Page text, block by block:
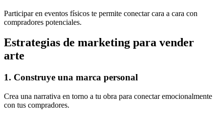
Participar en eventos físicos te permite conectar cara a cara con
compradores potenciales.
Estrategias de marketing para vender
arte
1. Construye una marca personal
Crea una narrativa en torno a tu obra para conectar emocionalmente
con tus compradores.